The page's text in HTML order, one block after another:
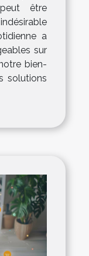
être
a
sur
bien-
solutions